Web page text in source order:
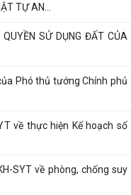
TỰ AN...
SỬ DỤNG ĐẤT CỦA
Phó thủ tướng Chính phủ
về thực hiện Kế hoạch số
SYT về phòng, chống suy